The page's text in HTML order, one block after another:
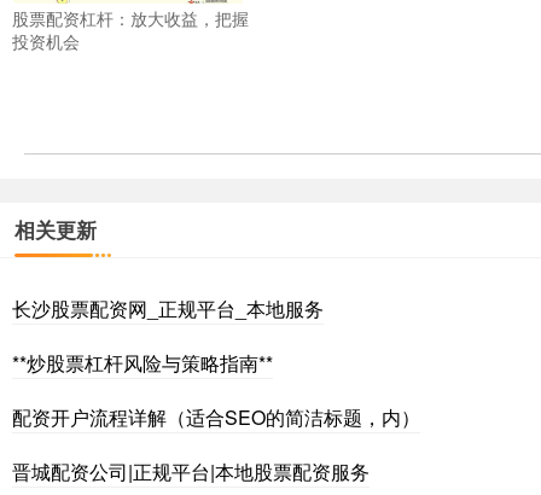
股票配资杠杆：放大收益，把握
投资机会
相关更新
长沙股票配资网_正规平台_本地服务
**炒股票杠杆风险与策略指南**
配资开户流程详解（适合SEO的简洁标题，内）
晋城配资公司|正规平台|本地股票配资服务